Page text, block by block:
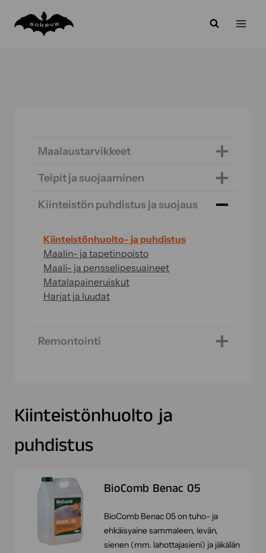
sisältöön
Maalaustarvikkeet
Teipit ja suojaaminen
Kiinteistön puhdistus ja suojaus
Kiinteistönhuolto- ja puhdistus
Maalin- ja tapetinpoisto
Maali- ja pensselipesuaineet
Matalapaineruiskut
Harjat ja luudat
Remontointi
Kiinteistönhuolto ja
puhdistus
BioComb Benac 05
BioComb Benac 05 on tuho- ja
ehkäisyaine sammaleen, levän,
sienen (mm. lahottajasieni) ja jäkälän